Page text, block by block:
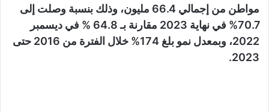
مواطن من إجمالي 66.4 مليون، وذلك بنسبة وصلت إلى
70.7% في نهاية 2023 مقارنة بـ 64.8 % في ديسمبر
2022، وبمعدل نمو بلغ 174% خلال الفترة من 2016 حتى
2023.